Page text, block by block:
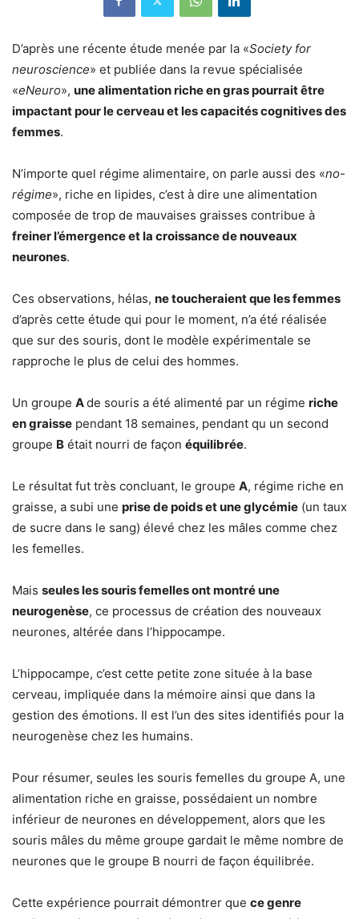
D’après une récente étude menée par la «Society for
neuroscience» et publiée dans la revue spécialisée
«eNeuro», une alimentation riche en gras pourrait être
impactant pour le cerveau et les capacités cognitives des
femmes.
N’importe quel régime alimentaire, on parle aussi des «no-
régime», riche en lipides, c’est à dire une alimentation
composée de trop de mauvaises graisses contribue à
freiner l’émergence et la croissance de nouveaux
neurones.
Ces observations, hélas, ne toucheraient que les femmes
d’après cette étude qui pour le moment, n’a été réalisée
que sur des souris, dont le modèle expérimentale se
rapproche le plus de celui des hommes.
Un groupe Ade souris a été alimenté par un régime riche
en graisse pendant 18 semaines, pendant qu un second
groupe B était nourri de façon équilibrée.
Le résultat fut très concluant, le groupe A, régime riche en
graisse, a subi une prise de poids et une glycémie (un taux
de sucre dans le sang) élevé chez les mâles comme chez
les femelles.
Mais seules les souris femelles ont montré une
neurogenèse, ce processus de création des nouveaux
neurones, altérée dans l’hippocampe.
L’hippocampe, c’est cette petite zone située à la base
cerveau, impliquée dans la mémoire ainsi que dans la
gestion des émotions. Il est l’un des sites identifiés pour la
neurogenèse chez les humains.
Pour résumer, seules les souris femelles du groupe A, une
alimentation riche en graisse, possédaient un nombre
inférieur de neurones en développement, alors que les
souris mâles du même groupe gardait le même nombre de
neurones que le groupe B nourri de façon équilibrée.
Cette expérience pourrait démontrer que ce genre